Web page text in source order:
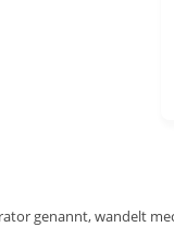
genannt, wandelt